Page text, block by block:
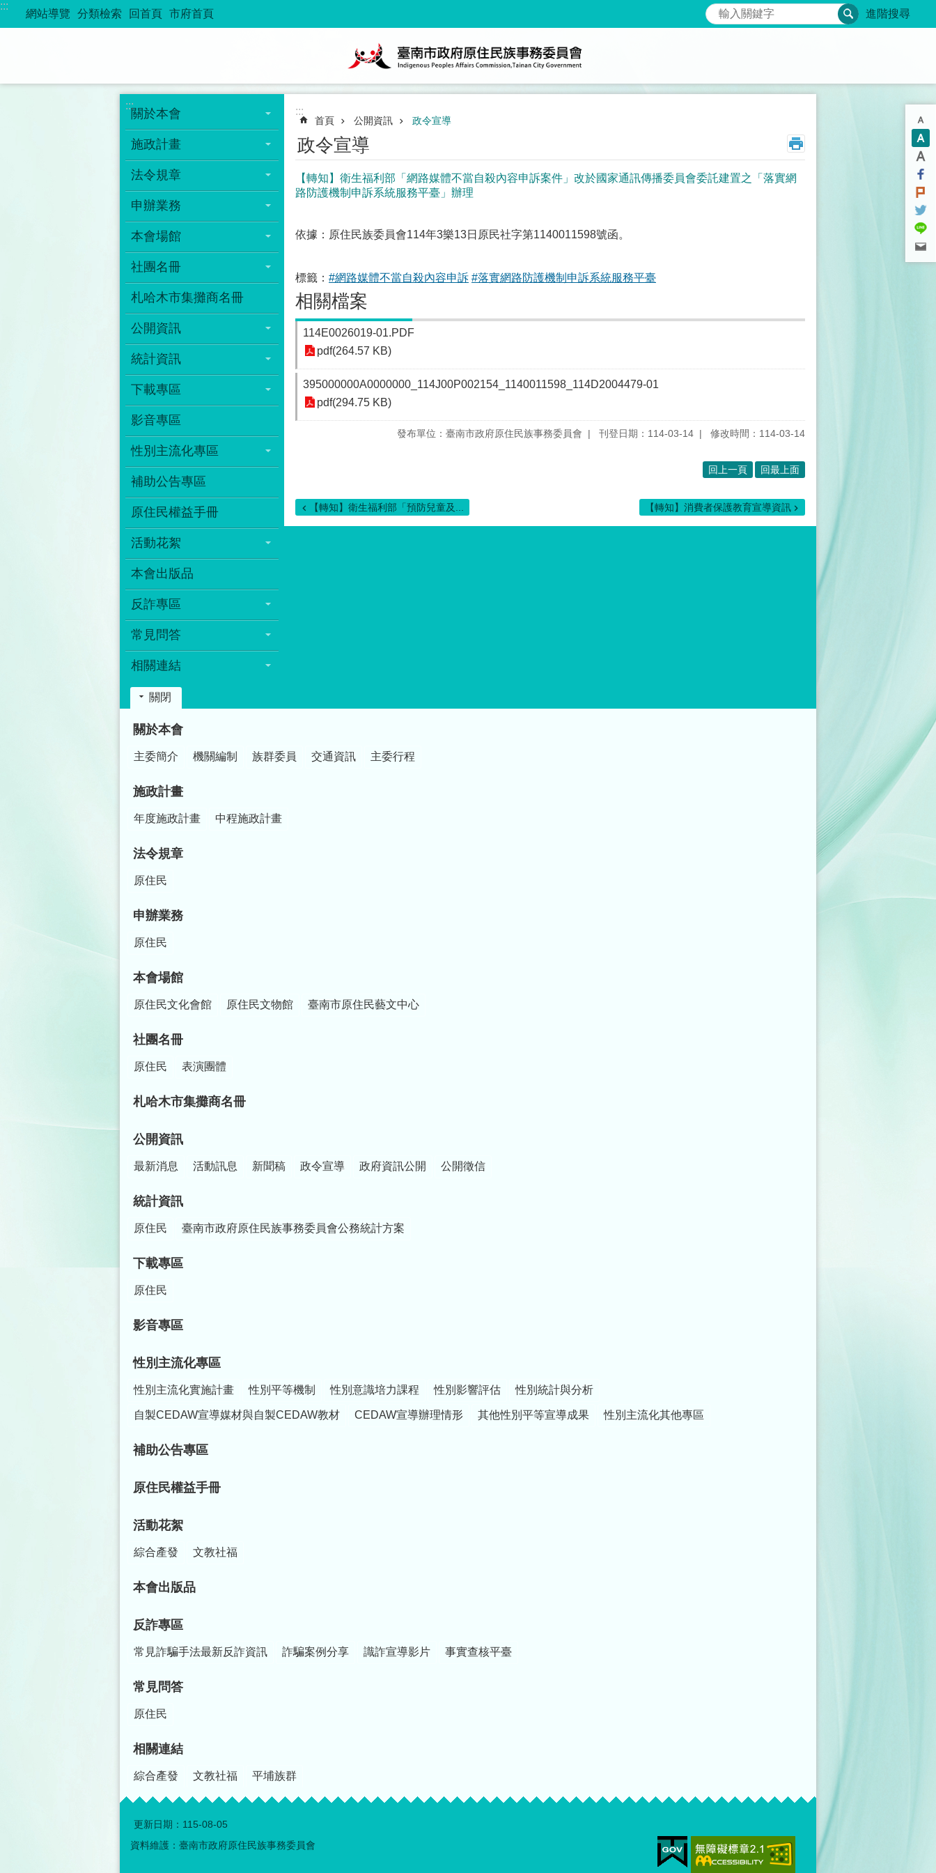
跳到主要內容區塊
:::
網站導覽 分類檢索 回首頁 市府首頁 搜尋 進階搜尋
:::
關於本會
施政計畫
法令規章
申辦業務
本會場館
社團名冊
札哈木市集攤商名冊
公開資訊
統計資訊
下載專區
影音專區
性別主流化專區
補助公告專區
原住民權益手冊
活動花絮
本會出版品
反詐專區
常見問答
相關連結
:::
首頁 公開資訊 政令宣導
政令宣導
【轉知】衛生福利部「網路媒體不當自殺內容申訴案件」改於國家通訊傳播委員會委託建置之「落實網
路防護機制申訴系統服務平臺」辦理
依據：原住民族委員會114年3樂13日原民社字第1140011598號函。
標籤： #網路媒體不當自殺內容申訴 #落實網路防護機制申訴系統服務平臺
相關檔案
114E0026019-01.PDF
pdf(264.57 KB)
395000000A0000000_114J00P002154_1140011598_114D2004479-01
pdf(294.75 KB)
發布單位：臺南市政府原住民族事務委員會 刊登日期：114-03-14 修改時間：114-03-14
回上一頁 回最上面
【轉知】衛生福利部「預防兒童及... 【轉知】消費者保護教育宣導資訊
關閉
關於本會
主委簡介 機關編制 族群委員 交通資訊 主委行程
施政計畫
年度施政計畫 中程施政計畫
法令規章
原住民
申辦業務
原住民
本會場館
原住民文化會館 原住民文物館 臺南市原住民藝文中心
社團名冊
原住民 表演團體
札哈木市集攤商名冊
公開資訊
最新消息 活動訊息 新聞稿 政令宣導 政府資訊公開 公開徵信
統計資訊
原住民 臺南市政府原住民族事務委員會公務統計方案
下載專區
原住民
影音專區
性別主流化專區
性別主流化實施計畫 性別平等機制 性別意識培力課程 性別影響評估 性別統計與分析
自製CEDAW宣導媒材與自製CEDAW教材 CEDAW宣導辦理情形 其他性別平等宣導成果 性別主流化其他專區
補助公告專區
原住民權益手冊
活動花絮
綜合產發 文教社福
本會出版品
反詐專區
常見詐騙手法最新反詐資訊 詐騙案例分享 識詐宣導影片 事實查核平臺
常見問答
原住民
相關連結
綜合產發 文教社福 平埔族群
更新日期： 115-08-05
資料維護：臺南市政府原住民族事務委員會